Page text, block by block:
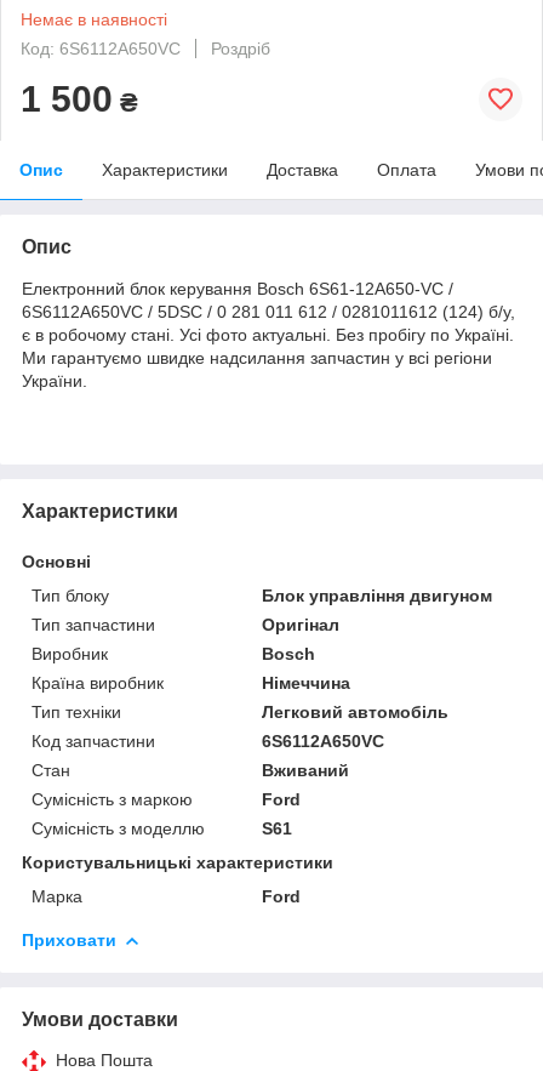
Немає в наявності
Код: 6S6112A650VC
Роздріб
1 500 ₴
Опис Характеристики Доставка Оплата Умови
Опис
Електронний блок керування Bosch 6S61-12A650-VC /
6S6112A650VC / 5DSC / 0 281 011 612 / 0281011612 (124) б/у,
є в робочому стані. Усі фото актуальні. Без пробігу по Україні.
Ми гарантуємо швидке надсилання запчастин у всі регіони
України.
Характеристики
Основні
Тип блоку
Блок управління двигуном
Тип запчастини
Оригінал
Виробник
Bosch
Країна виробник
Німеччина
Тип техніки
Легковий автомобіль
Код запчастини
6S6112A650VC
Стан
Вживаний
Сумісність з маркою
Ford
Сумісність з моделлю
S61
Користувальницькі характеристики
Марка
Ford
Приховати
Умови доставки
Нова Пошта